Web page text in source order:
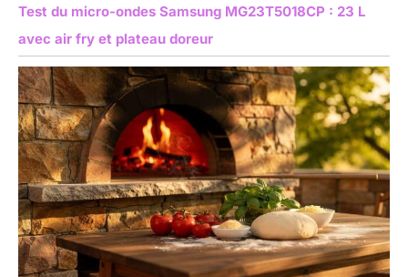
Test du micro-ondes Samsung MG23T5018CP : 23 L
avec air fry et plateau doreur